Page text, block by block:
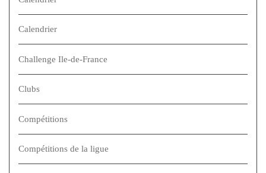
Calendrier
Challenge Ile-de-France
Clubs
Compétitions
Compétitions de la ligue